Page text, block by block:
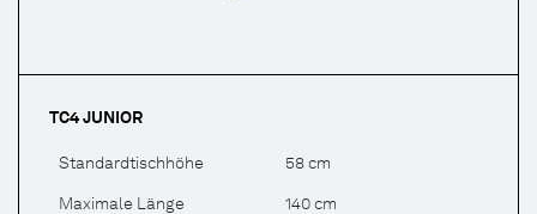
TC4 JUNIOR
Standardtischhöhe 58 cm
Maximale Länge 140 cm